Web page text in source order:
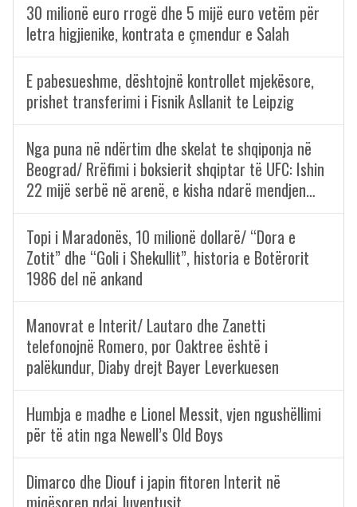
30 milionë euro rrogë dhe 5 mijë euro vetëm për
letra higjienike, kontrata e çmendur e Salah
E pabesueshme, dështojnë kontrollet mjekësore,
prishet transferimi i Fisnik Asllanit te Leipzig
Nga puna në ndërtim dhe skelat te shqiponja në
Beograd/ Rrëfimi i boksierit shqiptar të UFC: Ishin
22 mijë serbë në arenë, e kisha ndarë mendjen…
Topi i Maradonës, 10 milionë dollarë/ “Dora e
Zotit” dhe “Goli i Shekullit”, historia e Botërorit
1986 del në ankand
Manovrat e Interit/ Lautaro dhe Zanetti
telefonojnë Romero, por Oaktree është i
palëkundur, Diaby drejt Bayer Leverkuesen
Humbja e madhe e Lionel Messit, vjen ngushëllimi
për të atin nga Newell’s Old Boys
Dimarco dhe Diouf i japin fitoren Interit në
miqësoren ndaj Juventusit